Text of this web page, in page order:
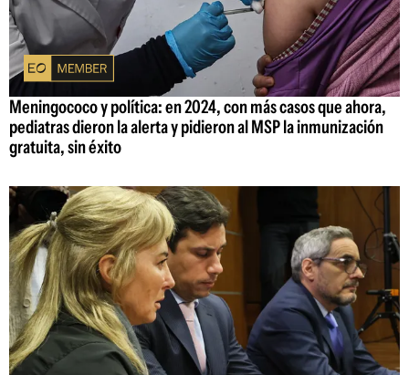
Meningococo y política: en 2024, con más casos que ahora,
pediatras dieron la alerta y pidieron al MSP la inmunización
gratuita, sin éxito